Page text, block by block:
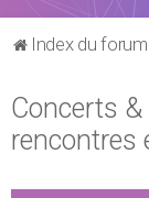
Index du forum
Concerts &
rencontres